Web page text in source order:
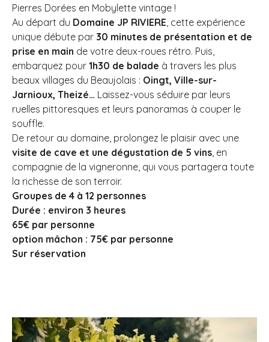
Pierres Dorées en Mobylette vintage !
Au départ du Domaine JP RIVIERE, cette expérience
unique débute par 30 minutes de présentation et de
prise en main de votre deux-roues rétro. Puis,
embarquez pour 1h30 de balade à travers les plus
beaux villages du Beaujolais : Oingt, Ville-sur-
Jarnioux, Theizé… Laissez-vous séduire par leurs
ruelles pittoresques et leurs panoramas à couper le
souffle.
De retour au domaine, prolongez le plaisir avec une
visite de cave et une dégustation de 5 vins, en
compagnie de la vigneronne, qui vous partagera toute
la richesse de son terroir.
Groupes de 4 à 12 personnes
Durée : environ 3 heures
65€ par personne
option mâchon : 75€ par personne
Sur réservation